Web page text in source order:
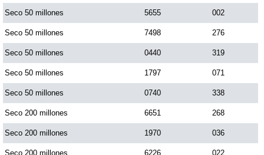
Seco 50 millones 5655 002
Seco 50 millones 7498 276
Seco 50 millones 0440 319
Seco 50 millones 1797 071
Seco 50 millones 0740 338
Seco 200 millones 6651 268
Seco 200 millones 1970 036
Seco 200 millones 6226 022